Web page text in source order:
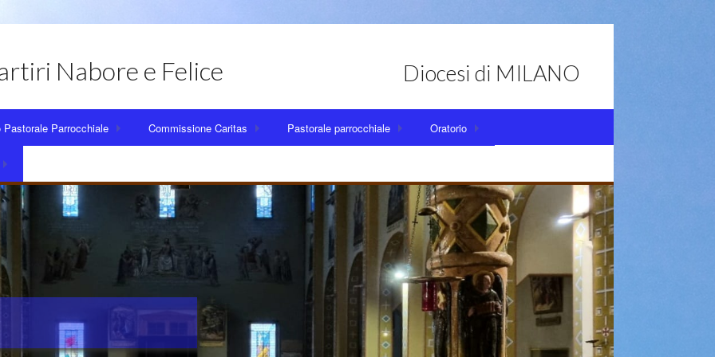
Nabore e Felice Diocesi di MILANO
Pastorale Parrocchiale
Borzago
liturgica
catechesi
Formazione educativa
pastorale
Commissione Caritas
Conferenza San Vincenzo
Corsi di italiano per adulti stranieri
Giustizia e Pace
Patronato ACLI
Pastorale parrocchiale
Iniziazione cristiana
Gruppi di Esperienza Cristiana – G.E.C.
Gruppi Adolescenti – ADO
Gruppi famiglie
Preparazione al matrimonio – percorsi per fidanzati
Oratorio
Gruppo Animatori
Spazio aiuto compiti elementari
Circolo Stella
Gruppo Scout Milano 2
Vacanze Borzago
7
economica
Rosetum